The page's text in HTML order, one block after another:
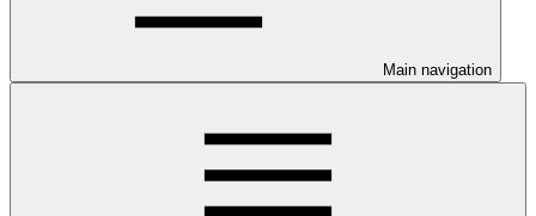
Main navigation